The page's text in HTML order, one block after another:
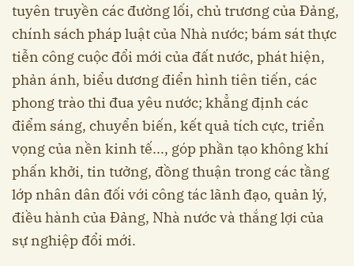
tuyên truyền các đường lối, chủ trương của Đảng,
chính sách pháp luật của Nhà nước; bám sát thực
tiễn công cuộc đổi mới của đất nước, phát hiện,
phản ánh, biểu dương điển hình tiên tiến, các
phong trào thi đua yêu nước; khẳng định các
điểm sáng, chuyển biến, kết quả tích cực, triển
vọng của nền kinh tế..., góp phần tạo không khí
phấn khởi, tin tưởng, đồng thuận trong các tầng
lớp nhân dân đối với công tác lãnh đạo, quản lý,
điều hành của Đảng, Nhà nước và thắng lợi của
sự nghiệp đổi mới.